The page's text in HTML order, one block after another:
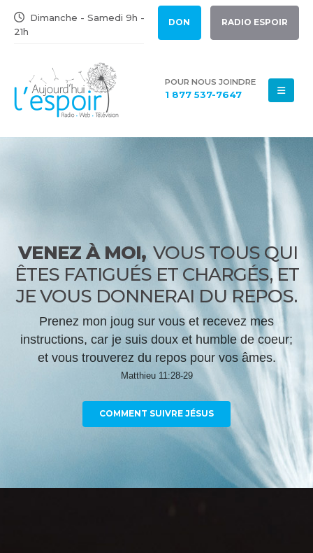
Dimanche - Samedi 9h -
21h
DON RADIO ESPOIR
POUR NOUS JOINDRE
1 877 537-7647
VENEZ À MOI, VOUS TOUS QUI
ÊTES FATIGUÉS ET CHARGÉS, ET
JE VOUS DONNERAI DU REPOS.
Prenez mon joug sur vous et recevez mes
instructions, car je suis doux et humble de coeur;
et vous trouverez du repos pour vos âmes.
Matthieu 11:28-29
COMMENT SUIVRE JÉSUS